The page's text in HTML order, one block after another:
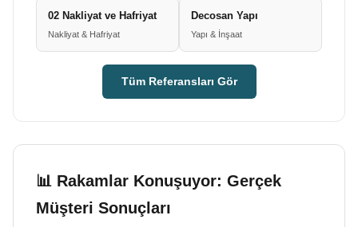
02 Nakliyat ve Hafriyat
Nakliyat & Hafriyat
Decosan Yapı
Yapı & İnşaat
Tüm Referansları Gör
📊 Rakamlar Konuşuyor: Gerçek
Müşteri Sonuçları